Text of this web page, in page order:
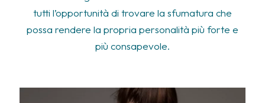
tutti l’opportunità di trovare la sfumatura che
possa rendere la propria personalità più forte e
più consapevole.